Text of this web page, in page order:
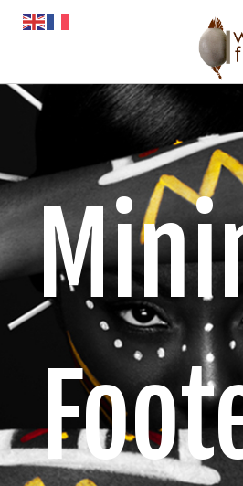
Toute
Awalé